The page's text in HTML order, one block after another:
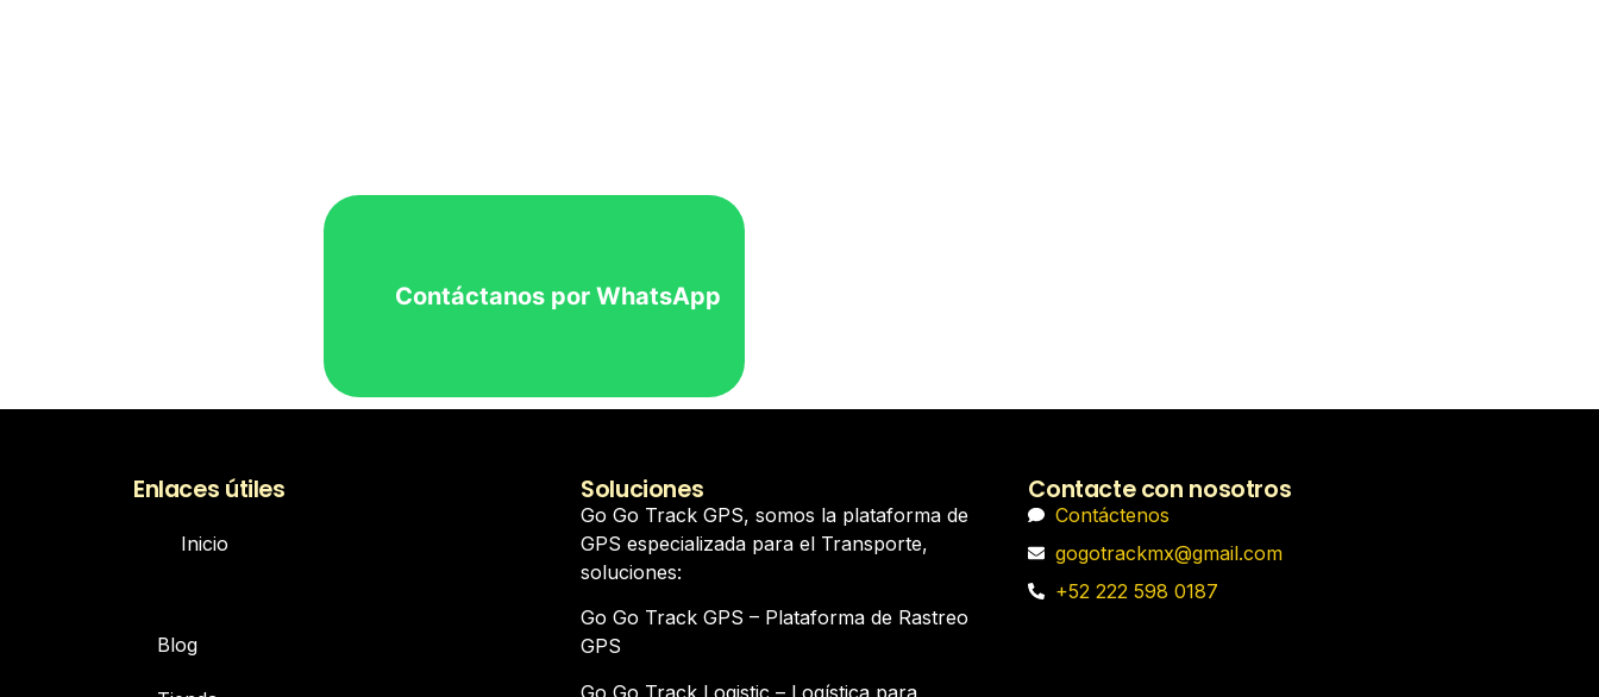
Contáctanos por WhatsApp
Enlaces útiles
Inicio
Blog
Soluciones
Go Go Track GPS, somos la plataforma de
GPS especializada para el Transporte,
soluciones:
Go Go Track GPS – Plataforma de Rastreo
GPS
Go Go Track Logistic – Logística para
Contacte con nosotros
Contáctenos
gogotrackmx@gmail.com
+52 222 598 0187